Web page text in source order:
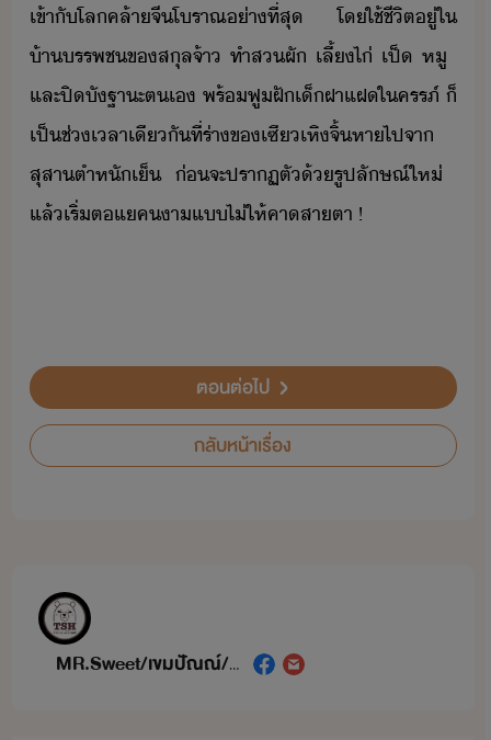
เข้าั​โล​คล้า​จี​โราณ​่าที่​สุ​ ​โ​ใช้ชีิต​ู่​ใ​
้า​รรพช​ข​สุล​จ้า​ ​ทำส​ผั​ ​เลี้​ไ่​ ​เป็​ ​หู​ ​
และ​ปิั​ฐาะ​ตเ​ ​พร้​ฟู​ฝั​เ็​ฝาแฝ​ใ​ครรภ์​ ​็​
เป็ช่​เลา​เีั​ที่​ร่า​ข​เซี​เหิ​จิ้​หา​ไป​จา​
สุสา​ตำหั​เ็​ ​่​จะ​ปราฏตั​้​รูปลัษณ์​ให่​ ​
แล้​เริ่​ตแ​ค​า​แ​ไ่​ให้​คา​สาตา​ ​!
ตอนต่อไป
กลับหน้าเรื่อง
MR.Sweet/เขมปัณณ์/OuYangLe (โอวหยางเล่อ)